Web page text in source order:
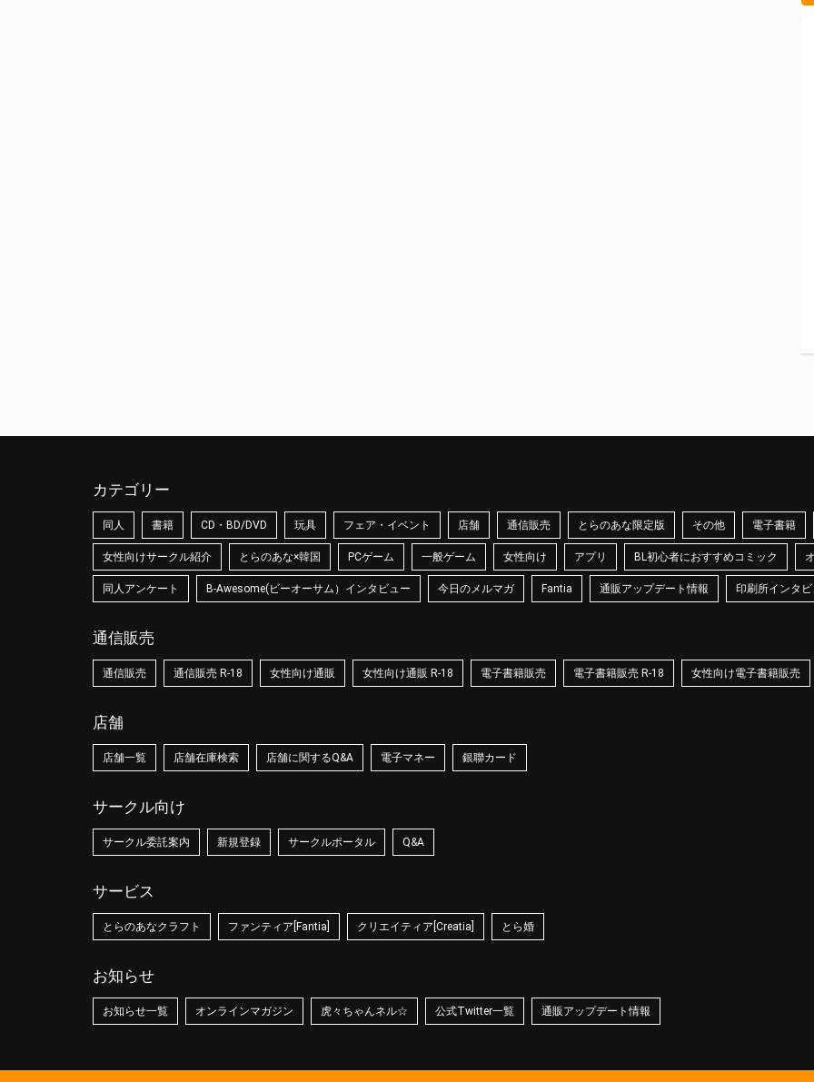
カテゴリー
同人 書籍 CD・BD/DVD 玩具 フェア・イベント 店舗 通信販売 とらのあな限定版 その他 電子書籍
女性向けサークル紹介 とらのあな×韓国 PCゲーム 一般ゲーム 女性向け アプリ BL初心者におすすめコミック
同人アンケート B-Awesome(ビーオーサム）インタビュー 今日のメルマガ Fantia 通販アップデート情報 印刷所インタ
通信販売
通信販売 通信販売 R-18 女性向け通販 女性向け通販 R-18 電子書籍販売 電子書籍販売 R-18 女性向け電子書籍販売
店舗
店舗一覧 店舗在庫検索 店舗に関するQ&A 電子マネー 銀聯カード
サークル向け
サークル委託案内 新規登録 サークルポータル Q&A
サービス
とらのあなクラフト ファンティア[Fantia] クリエイティア[Creatia] とら婚
お知らせ
お知らせ一覧 オンラインマガジン 虎々ちゃんネル☆ 公式Twitter一覧 通販アップデート情報